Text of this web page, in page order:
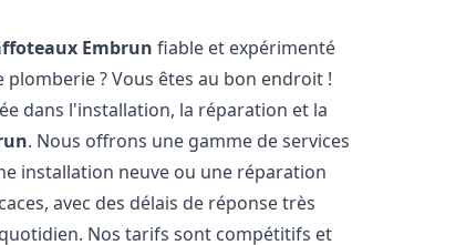
Embrun fiable et expérimenté
? Vous êtes au bon endroit !
dans l'installation, la réparation et la
. Nous offrons une gamme de services
installation neuve ou une réparation
avec des délais de réponse très
Nos tarifs sont compétitifs et